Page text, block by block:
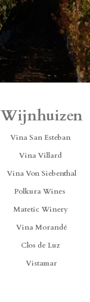
Wijnhuizen
Vina San Esteban
Vina Villard
Vina Von Siebenthal
Polkura Wines
Matetic Winery
Vina Morandé
Clos de Luz
Vistamar